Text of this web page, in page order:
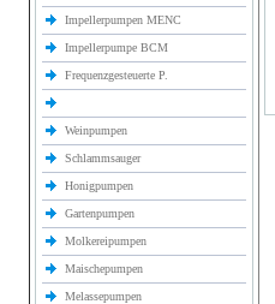
Impellerpumpen MENC
Impellerpumpe BCM
Frequenzgesteuerte P.
Weinpumpen
Schlammsauger
Honigpumpen
Gartenpumpen
Molkereipumpen
Maischepumpen
Melassepumpen